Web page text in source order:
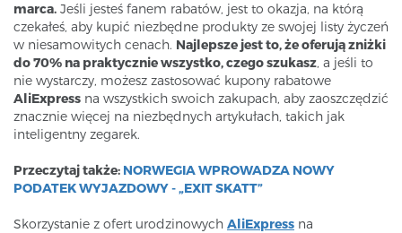
marca. Jeśli jesteś fanem rabatów, jest to okazja, na którą
czekałeś, aby kupić niezbędne produkty ze swojej listy życzeń
w niesamowitych cenach. Najlepsze jest to, że oferują zniżki
do 70% na praktycznie wszystko, czego szukasz, a jeśli to
nie wystarczy, możesz zastosować kupony rabatowe
AliExpress na wszystkich swoich zakupach, aby zaoszczędzić
znacznie więcej na niezbędnych artykułach, takich jak
inteligentny zegarek.
Przeczytaj także: NORWEGIA WPROWADZA NOWY
PODATEK WYJAZDOWY - „EXIT SKATT”
Skorzystanie z ofert urodzinowych AliExpress na